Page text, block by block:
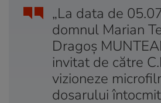
„La data de
domnul Marian
Dragoş
invitat de către
vizioneze
dosarului